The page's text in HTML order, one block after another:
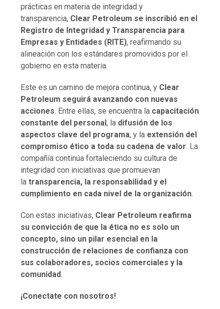
prácticas en materia de integridad y
transparencia, Clear Petroleum se inscribió en el
Registro de Integridad y Transparencia para
Empresas y Entidades (RITE), reafirmando su
alineación con los estándares promovidos por el
gobierno en esta materia.
Este es un camino de mejora continua, y Clear
Petroleum seguirá avanzando con nuevas
acciones. Entre ellas, se encuentra la capacitación
constante del personal, la difusión de los
aspectos clave del programa, y la extensión del
compromiso ético a toda su cadena de valor. La
compañía continúa fortaleciendo su cultura de
integridad con iniciativas que promuevan
latransparencia, la responsabilidad y el
cumplimiento en cada nivel de la organización.
Con estas iniciativas, Clear Petroleum reafirma
su convicción de que la ética no es solo un
concepto, sino un pilar esencial en la
construcción de relaciones de confianza con
sus colaboradores, socios comerciales y la
comunidad.
¡Conectate con nosotros!